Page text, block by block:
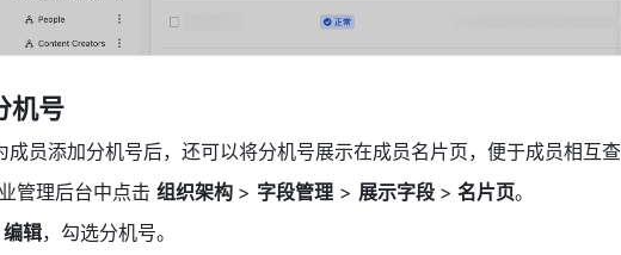
机号
成员添加分机号后，还可以将分机号展示在成员名片页，便于成员相互
管理后台中点击 组织架构 > 字段管理 > 展示字段 > 名片页。
编辑，勾选分机号。